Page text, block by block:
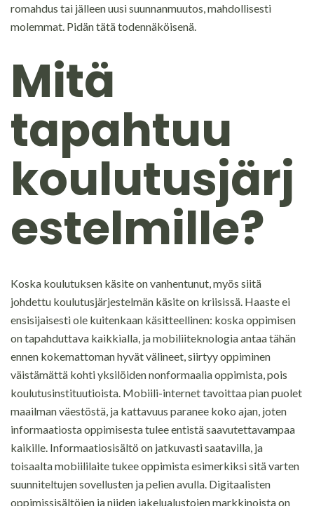
romahdus tai jälleen uusi suunnanmuutos, mahdollisesti
molemmat. Pidän tätä todennäköisenä.
Mitä
tapahtuu
koulutusjärj
estelmille?
Koska koulutuksen käsite on vanhentunut, myös siitä
johdettu koulutusjärjestelmän käsite on kriisissä. Haaste ei
ensisijaisesti ole kuitenkaan käsitteellinen: koska oppimisen
on tapahduttava kaikkialla, ja mobiliiteknologia antaa tähän
ennen kokemattoman hyvät välineet, siirtyy oppiminen
väistämättä kohti yksilöiden nonformaalia oppimista, pois
koulutusinstituutioista. Mobiili-internet tavoittaa pian puolet
maailman väestöstä, ja kattavuus paranee koko ajan, joten
informaatiosta oppimisesta tulee entistä saavutettavampaa
kaikille. Informaatiosisältö on jatkuvasti saatavilla, ja
toisaalta mobiililaite tukee oppimista esimerkiksi sitä varten
suunniteltujen sovellusten ja pelien avulla. Digitaalisten
oppimissisältöjen ja niiden jakelualustojen markkinoista on